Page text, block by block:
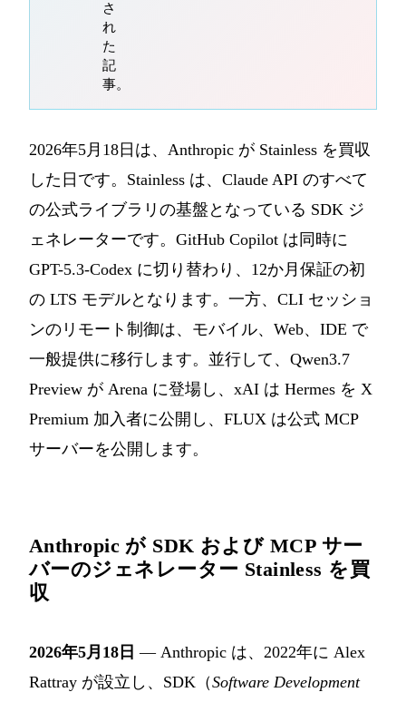
さ
れ
た
記
事。
2026年5月18日は、Anthropic が Stainless を買収
した日です。Stainless は、Claude API のすべて
の公式ライブラリの基盤となっている SDK ジ
ェネレーターです。GitHub Copilot は同時に
GPT-5.3-Codex に切り替わり、12か月保証の初
の LTS モデルとなります。一方、CLI セッショ
ンのリモート制御は、モバイル、Web、IDE で
一般提供に移行します。並行して、Qwen3.7
Preview が Arena に登場し、xAI は Hermes を X
Premium 加入者に公開し、FLUX は公式 MCP
サーバーを公開します。
Anthropic が SDK および MCP サー
バーのジェネレーター Stainless を買
収
2026年5月18日 — Anthropic は、2022年に Alex
Rattray が設立し、SDK（Software Development